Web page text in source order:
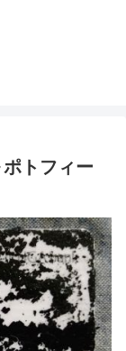
ポトフィー